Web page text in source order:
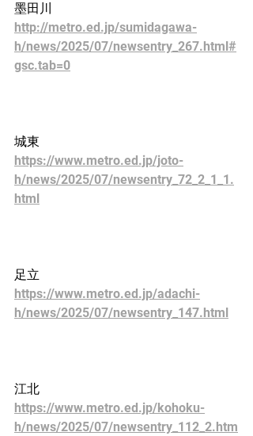
墨田川
http://metro.ed.jp/sumidagawa-
h/news/2025/07/newsentry_267.html#
gsc.tab=0
城東
https://www.metro.ed.jp/joto-
h/news/2025/07/newsentry_72_2_1_1.
html
足立
https://www.metro.ed.jp/adachi-
h/news/2025/07/newsentry_147.html
江北
https://www.metro.ed.jp/kohoku-
h/news/2025/07/newsentry_112_2.htm